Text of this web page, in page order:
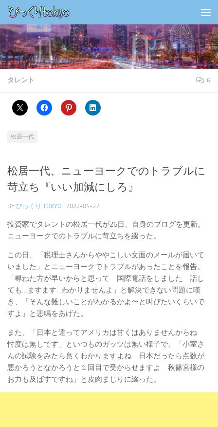
コンテンツの下
タレント 6
松居一代
松居一代、ニューヨークでのトラブルに
苛立ち『いい加減にしろ』
BY びっくり.TOKYO · 2022-04-27
投資家でタレントの松居一代が26日、自身のブログを更新。
ニューヨークでのトラブルに苛立ちを綴った。
この日、「税理士さんからややこしい文面のメールが届いて
いました」とニューヨークでトラブルがあったことを報告。
「尋ねた方が早いからと思って 国際電話をしました 話し
ても…ますます…わかりませんよ」と解決できない問題に嘆
き、「そんな難しいことがわかるかよ〜と叫びたいくらいで
すよ」と悲鳴をあげた。
また、「日本と違ってアメリカは甘くはありませんからね
忖度は無しです」といつものガッツは無い様子で、「小室さ
んの試験をみたら良くわかりますよね 日本だったら点数が
悪かろうとなかろうと１回目で受からせますよ 秋篠宮様の
お力も及ばすですね」と皮肉まじりに綴った。